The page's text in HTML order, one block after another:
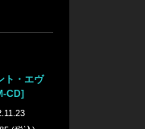
ト・エヴ
CD]